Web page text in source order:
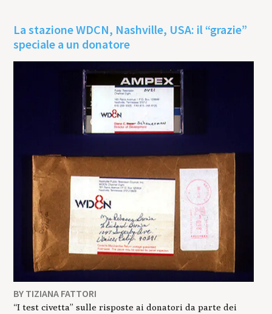
La stazione WDCN, Nashville, USA: il “grazie”
speciale a un donatore
BY TIZIANA FATTORI
“I test civetta” sulle risposte ai donatori da parte dei